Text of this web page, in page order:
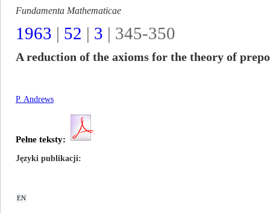
Fundamenta Mathematicae
1963 | 52 | 3 | 345-350
A reduction of the axioms for the theory of
P. Andrews
Pełne teksty:
Języki publikacji
EN